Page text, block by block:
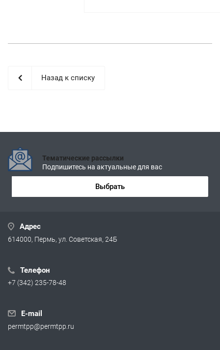
Назад к списку
Тематические рассылки
Подпишитесь на актуальные для вас
Выбрать
Адрес
614000, Пермь, ул. Советская, 24Б
Телефон
+7 (342) 235-78-48
E-mail
permtpp@permtpp.ru